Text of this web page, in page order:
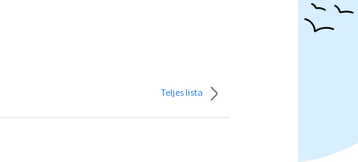
Teljes lista